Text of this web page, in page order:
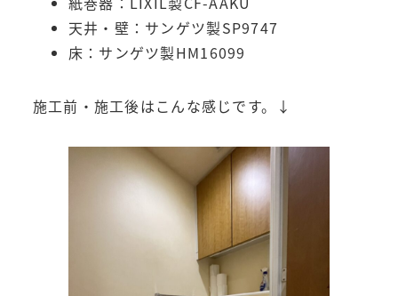
天井・壁：サンゲツ製SP9747
床：サンゲツ製HM16099
施工前・施工後はこんな感じです。↓